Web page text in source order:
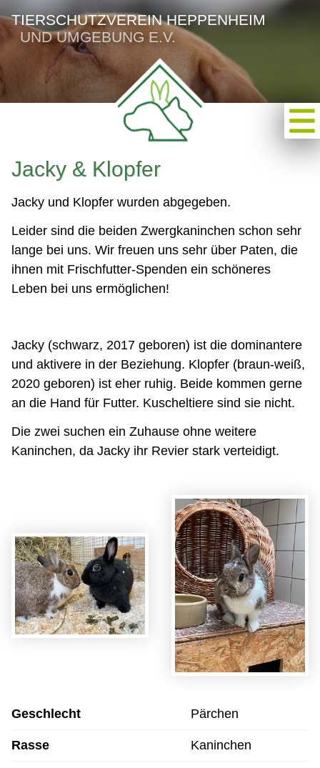
TIERSCHUTZVEREIN HEPPENHEIM
UND UMGEBUNG E.V.
Jacky & Klopfer
Jacky und Klopfer wurden abgegeben.
Leider sind die beiden Zwergkaninchen schon sehr
lange bei uns. Wir freuen uns sehr über Paten, die
ihnen mit Frischfutter-Spenden ein schöneres
Leben bei uns ermöglichen!
Jacky (schwarz, 2017 geboren) ist die dominantere
und aktivere in der Beziehung. Klopfer (braun-weiß,
2020 geboren) ist eher ruhig. Beide kommen gerne
an die Hand für Futter. Kuscheltiere sind sie nicht.
Die zwei suchen ein Zuhause ohne weitere
Kaninchen, da Jacky ihr Revier stark verteidigt.
Geschlecht Pärchen
Rasse Kaninchen